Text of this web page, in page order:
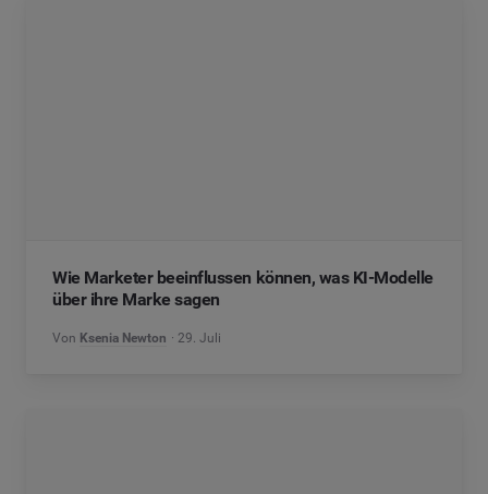
Wie Marketer beeinflussen können, was KI-Modelle
über ihre Marke sagen
Von Ksenia Newton 29. Juli